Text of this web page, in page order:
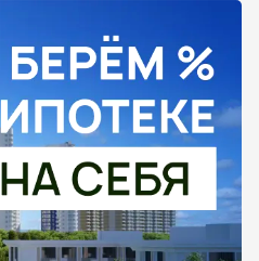
ознакомиться с
возведением
именно от него
соблюдение сроков